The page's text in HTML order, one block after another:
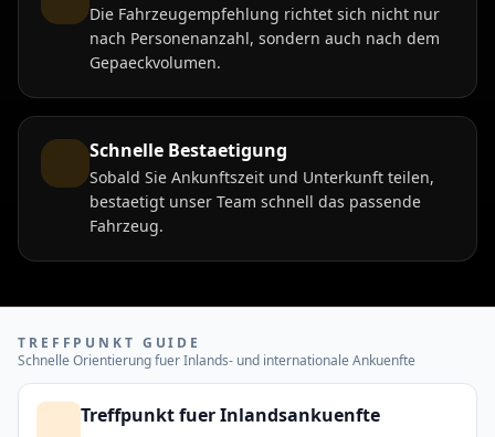
Die Fahrzeugempfehlung richtet sich nicht nur
nach Personenanzahl, sondern auch nach dem
Gepaeckvolumen.
Schnelle Bestaetigung
Sobald Sie Ankunftszeit und Unterkunft teilen,
bestaetigt unser Team schnell das passende
Fahrzeug.
TREFFPUNKT GUIDE
Schnelle Orientierung fuer Inlands- und internationale Ankuenfte
Airport meeting guides
Treffpunkt fuer Inlandsankuenfte